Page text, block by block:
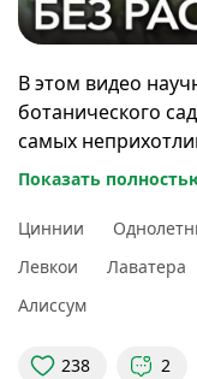
В этом видео
ботанического
самых
посеять без
00:00
Вступление
00:34
Календула
02:06
Показать
Циннии
Левкои
Лаватера
Алиссум
238 2